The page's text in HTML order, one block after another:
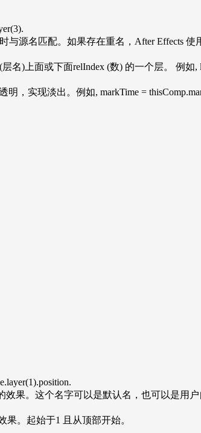
与源名匹配。如果存在重名，After Effects 使
名)上面或下面relIndex (数) 的一个层。 例如,
，实现淡出。例如, markTime =
效果。这个名字可以是默认名，也可以是用
果。起始于1 且从顶部开始。